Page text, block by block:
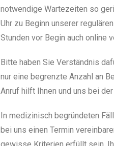
notwendige Wartezeiten so
Uhr zu Beginn unserer
Stunden vor Begin auch online
Bitte haben Sie Verständnis
nur eine begrenzte Anzahl an
Anruf hilft Ihnen und uns bei der
In medizinisch begründeten
bei uns einen Termin